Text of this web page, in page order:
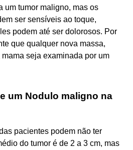
um tumor maligno, mas os
ser sensíveis ao toque,
podem até ser dolorosos. Por
que qualquer nova massa,
seja examinada por um
um Nodulo maligno na
pacientes podem não ter
do tumor é de 2 a 3 cm, mas